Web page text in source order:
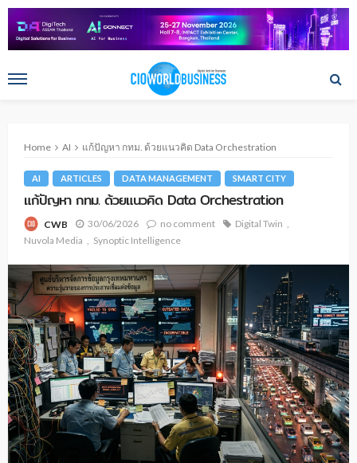
Home AI แก้ปัญหา กทม. ด้วยแนวคิด Data Orchestration
AI ARTICLES DATA MANAGEMENT SMART CITY
แก้ปัญหา กทม. ด้วยแนวคิด Data Orchestration
CWB 30/06/2026 no comment
Digital Twin
Nuvola Media
Synoptic Intelligence